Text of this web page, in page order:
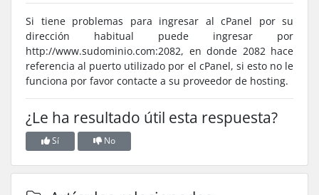
Si tiene problemas para ingresar al cPanel por su
dirección habitual puede ingresar por
http://www.sudominio.com:2082, en donde 2082 hace
referencia al puerto utilizado por el cPanel, si esto no le
funciona por favor contacte a su proveedor de hosting.
¿Le ha resultado útil esta respuesta?
Sí No